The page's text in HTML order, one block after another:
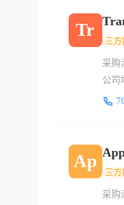
Tr
三方
采购
公司
Ap
三方
采购